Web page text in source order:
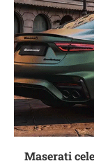
Maserati